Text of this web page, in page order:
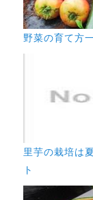
野菜の育て方
里芋の栽培は
ト